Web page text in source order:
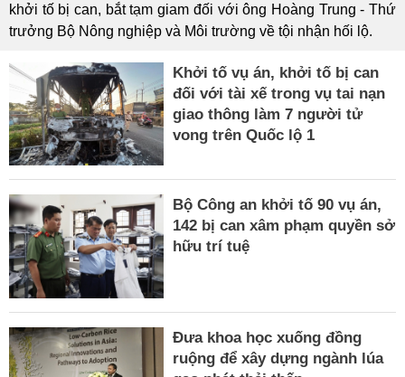
khởi tố bị can, bắt tạm giam đối với ông Hoàng Trung - Thứ
trưởng Bộ Nông nghiệp và Môi trường về tội nhận hối lộ.
Khởi tố vụ án, khởi tố bị can
đối với tài xế trong vụ tai nạn
giao thông làm 7 người tử
vong trên Quốc lộ 1
Bộ Công an khởi tố 90 vụ án,
142 bị can xâm phạm quyền sở
hữu trí tuệ
Đưa khoa học xuống đồng
ruộng để xây dựng ngành lúa